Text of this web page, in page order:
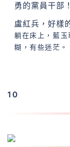
勇的黨員干部
盧紅兵，好樣
躺在床上，藍
糊，有些迷茫。
10